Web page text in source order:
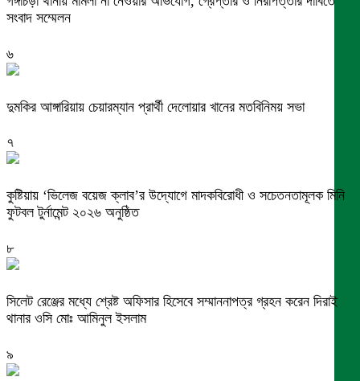
সংবাদ সম্মেলন
৬
দুমকির আঙ্গারিয়ায় চেয়ারম্যান প্রার্থী দেলোয়ার খানের মতবিনিময় সভা
৭
কুষ্টিয়ায় ‘ভিলেজ বয়েজ ক্লাব’র উদ্যোগে মাদকবিরোধী ও সচেতনতামূলক মিনি
ফুটবল টুর্নামেন্ট ২০২৬ অনুষ্ঠিত
৮
সিলেট রেঞ্জের মধ্যে শ্রেষ্ট অফিসার হিসেবে সম্মাননাপত্র গ্রহন করেন দিরাই
থানার ওসি মোঃ আমিনুল ইসলাম
৯